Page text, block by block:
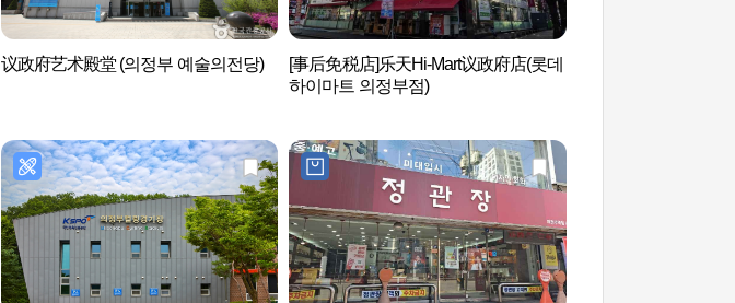
议政府艺术殿堂 (의정부 예술의전당)
[事后免税店]乐天Hi-Mart议政府店(롯데
하이마트 의정부점)